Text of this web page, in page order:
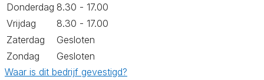
Donderdag 8.30 - 17.00
Vrijdag
8.30 - 17.00
Zaterdag
Gesloten
Zondag
Gesloten
Waar is dit bedrijf gevestigd?